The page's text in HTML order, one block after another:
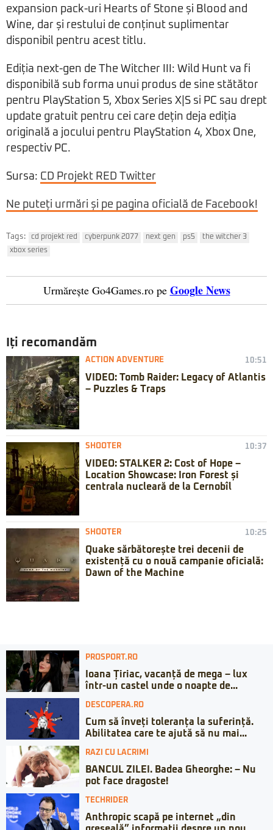
expansion pack-uri Hearts of Stone și Blood and
Wine, dar și restului de conținut suplimentar
disponibil pentru acest titlu.
Ediția next-gen de The Witcher III: Wild Hunt va fi
disponibilă sub forma unui produs de sine stătător
pentru PlayStation 5, Xbox Series X|S si PC sau drept
update gratuit pentru cei care dețin deja ediția
originală a jocului pentru PlayStation 4, Xbox One,
respectiv PC.
Sursa: CD Projekt RED Twitter
Ne puteți urmări și pe pagina oficială de Facebook!
Tags: cd projekt red cyberpunk 2077 next gen ps5
the witcher 3
xbox series
Urmărește Go4Games.ro pe Google News
Iți recomandăm
ACTION ADVENTURE 10:51
VIDEO: Tomb Raider: Legacy of Atlantis
– Puzzles & Traps
SHOOTER 10:37
VIDEO: STALKER 2: Cost of Hope –
Location Showcase: Iron Forest și
centrala nucleară de la Cernobîl
SHOOTER 10:25
Quake sărbătorește trei decenii de
existență cu o nouă campanie oficială:
Dawn of the Machine
PROSPORT.RO
Ioana Țiriac, vacanță de mega – lux
într-un castel unde o noapte de...
DESCOPERA.RO
Cum să înveți toleranța la suferință.
Abilitatea care te ajută să nu mai...
RAZI CU LACRIMI
BANCUL ZILEI. Badea Gheorghe: – Nu
pot face dragoste!
TECHRIDER
Anthropic scapă pe internet „din